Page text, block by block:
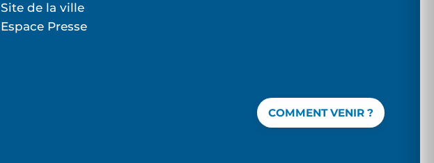
Site de la ville
Espace Presse
COMMENT VENIR ?